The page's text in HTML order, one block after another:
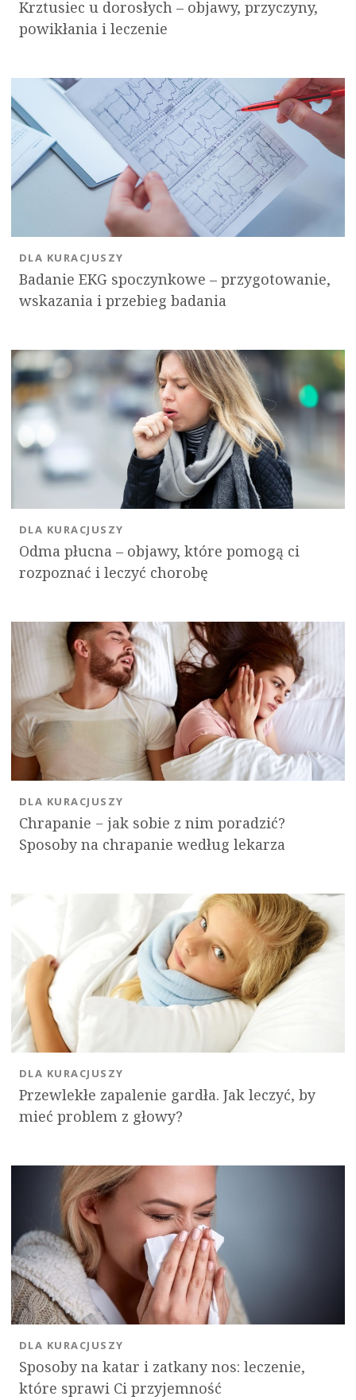
Krztusiec u dorosłych – objawy, przyczyny,
powikłania i leczenie
Badanie EKG spoczynkowe – przygotowanie,
wskazania i przebieg badania
DLA KURACJUSZY
Odma płucna – objawy, które pomogą ci
rozpoznać i leczyć chorobę
DLA KURACJUSZY
Chrapanie − jak sobie z nim poradzić?
Sposoby na chrapanie według lekarza
DLA KURACJUSZY
Przewlekłe zapalenie gardła. Jak leczyć, by
mieć problem z głowy?
DLA KURACJUSZY
Sposoby na katar i zatkany nos: leczenie,
które sprawi Ci przyjemność
DLA KURACJUSZY